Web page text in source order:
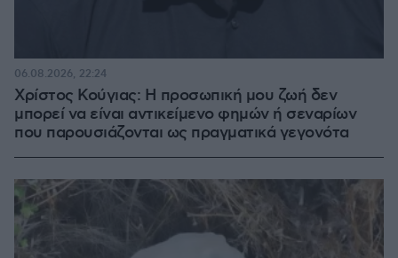
Χρίστος Κούγιας: Η προσωπική μου ζωή δεν
μπορεί να είναι αντικείμενο φημών ή σεναρίων
που παρουσιάζονται ως πραγματικά γεγονότα
06.08.2026, 22:24